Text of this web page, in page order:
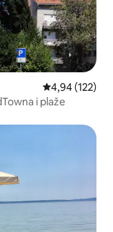
Prosječna
4,94 (122)
i plaže
gosti”